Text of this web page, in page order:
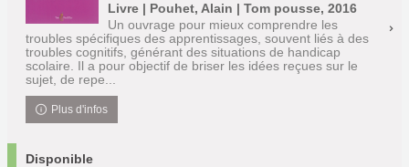
Livre | Pouhet, Alain | Tom pousse, 2016
Un ouvrage pour mieux comprendre les
troubles spécifiques des apprentissages, souvent liés à des
troubles cognitifs, générant des situations de handicap
scolaire. Il a pour objectif de briser les idées reçues sur le
sujet, de repe...
Plus d'infos
Disponible